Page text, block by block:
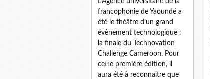
L’Agence universitaire de la
francophonie de Yaoundé a
été le théâtre d’un grand
évènement technologique :
la finale du Technovation
Challenge Cameroon. Pour
cette première édition, il
aura été à reconnaitre que